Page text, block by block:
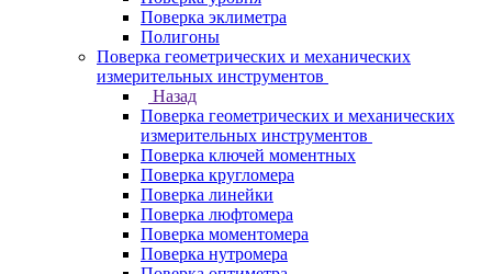
Поверка эклиметра
Полигоны
Поверка геометрических и механических
измерительных инструментов
Назад
Поверка геометрических и механических
измерительных инструментов
Поверка ключей моментных
Поверка кругломера
Поверка линейки
Поверка люфтомера
Поверка моментомера
Поверка нутромера